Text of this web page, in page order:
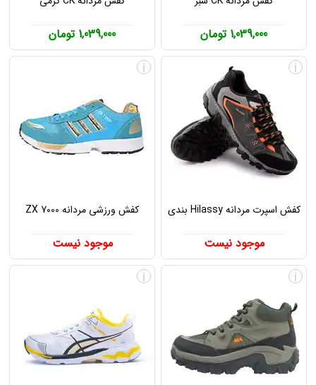
1,039,000 تومان 1,039,000 تومان
کفش اسپرت مردانه Hilassy بندی
موجود نیست
i
کفش ورزشی مردانه ZX 7000
موجود نیست
i
i
i